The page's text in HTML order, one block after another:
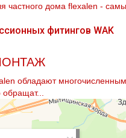
частного дoма flехalеn -
обладают